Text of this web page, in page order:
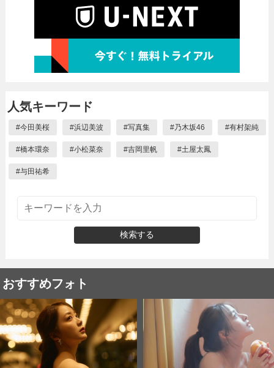
人気キーワード
#今田美桜 #浜辺美波 #写真集 #乃木坂46 #有村架純
#橋本環奈 #小松菜奈 #吉岡里帆 #土屋太鳳
#与田祐希
検索する
おすすめフォト